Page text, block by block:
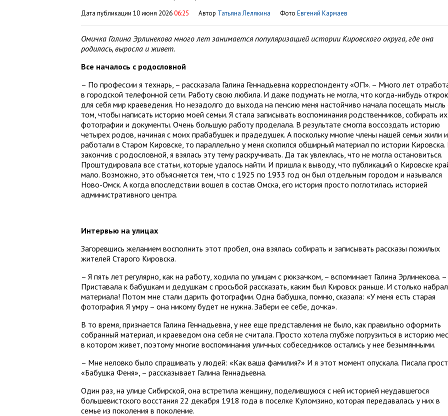
Дата публикации 10 июня 202606:25 Автор Татьяна Лелякина Фото Евгений Кармаев
Омичка Галина Эрлинекова много лет занимается популяризацией истории Кировского округа, где она
родилась, выросла и живет.
Все началось с родословной
– По профессии я технарь, – рассказала Галина Геннадьевна корреспонденту «ОП». – Много лет
в городской телефонной сети. Работу свою любила. И даже подумать не могла, что когда-нибудь
для себя мир краеведения. Но незадолго до выхода на пенсию меня настойчиво начала посещать мысль
том, чтобы написать историю моей семьи. Я стала записывать воспоминания родственников, cобирать их
фотографии и документы. Очень большую работу проделала. В результате смогла воссоздать историю
четырех родов, начиная с моих прабабушек и прадедушек. А поскольку многие члены нашей семьи жили и
работали в Старом Кировске, то параллельно у меня скопился обширный материал по истории Кировска.
закончив с родословной, я взялась эту тему раскручивать. Да так увлеклась, что не могла остановиться.
Проштудировала все статьи, которые удалось найти. И пришла к выводу, что публикаций о Кировске
мало. Возможно, это объясняется тем, что с 1925 по 1933 год он был отдельным городом и назывался
Ново-Омск. А когда впоследствии вошел в состав Омска, его история просто поглотилась историей
административного центра.
Интервью на улицах
Загоревшись желанием восполнить этот пробел, она взялась собирать и записывать рассказы пожилых
жителей Старого Кировска.
– Я пять лет регулярно, как на работу, ходила по улицам с рюкзачком, – вспоминает Галина Эрлинекова. –
Приставала к бабушкам и дедушкам с просьбой рассказать, каким был Кировск раньше. И столько
материала! Потом мне стали дарить фотографии. Одна бабушка, помню, сказала: «У меня есть старая
фотография. Я умру – она никому будет не нужна. Забери ее себе, дочка».
В то время, признается Галина Геннадьевна, у нее еще представления не было, как правильно оформить
собранный материал, и краеведом она себя не считала. Просто хотела глубже погрузиться в историю
в котором живет, поэтому многие воспоминания уличных собеседников остались у нее безымянными.
– Мне неловко было спрашивать у людей: «Как ваша фамилия?» И я этот момент опускала. Писала
«Бабушка Феня», – рассказывает Галина Геннадьевна.
Один раз, на улице Сибирской, она встретила женщину, поделившуюся с ней историей неудавшегося
большевистского восстания 22 декабря 1918 года в поселке Куломзино, которая передавалась у них в
семье из поколения в поколение.